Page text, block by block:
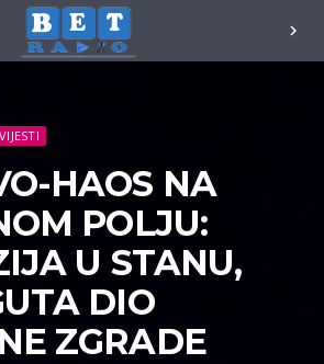
chevron_right
VIJESTI
HAOS NA
POLJU:
U STANU,
DIO
ZGRADE